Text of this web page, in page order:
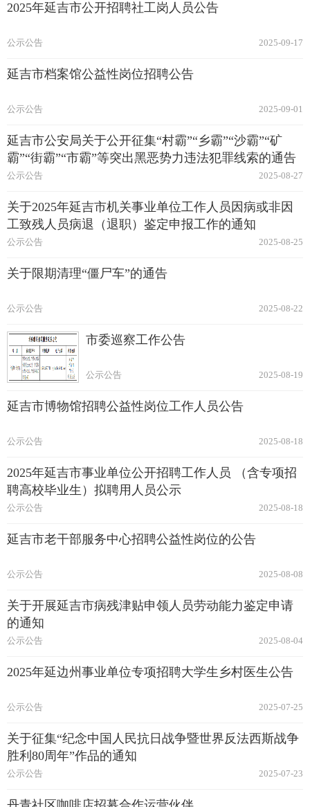
2025年延吉市公开招聘社工岗人员公告
2025-09-17
公示公告
延吉市档案馆公益性岗位招聘公告
2025-09-01
公示公告
延吉市公安局关于公开征集“村霸”“乡霸”“沙霸”“矿
霸”“街霸”“市霸”等突出黑恶势力违法犯罪线索的通告
2025-08-27
公示公告
关于2025年延吉市机关事业单位工作人员因病或非因
工致残人员病退（退职）鉴定申报工作的通知
2025-08-25
公示公告
关于限期清理“僵尸车”的通告
2025-08-22
公示公告
市委巡察工作公告
2025-08-19
公示公告
延吉市博物馆招聘公益性岗位工作人员公告
2025-08-18
公示公告
2025年延吉市事业单位公开招聘工作人员 （含专项招
聘高校毕业生）拟聘用人员公示
2025-08-18
公示公告
延吉市老干部服务中心招聘公益性岗位的公告
2025-08-08
公示公告
关于开展延吉市病残津贴申领人员劳动能力鉴定申请
的通知
2025-08-04
公示公告
2025年延边州事业单位专项招聘大学生乡村医生公告
2025-07-25
公示公告
关于征集“纪念中国人民抗日战争暨世界反法西斯战争
胜利80周年”作品的通知
2025-07-23
公示公告